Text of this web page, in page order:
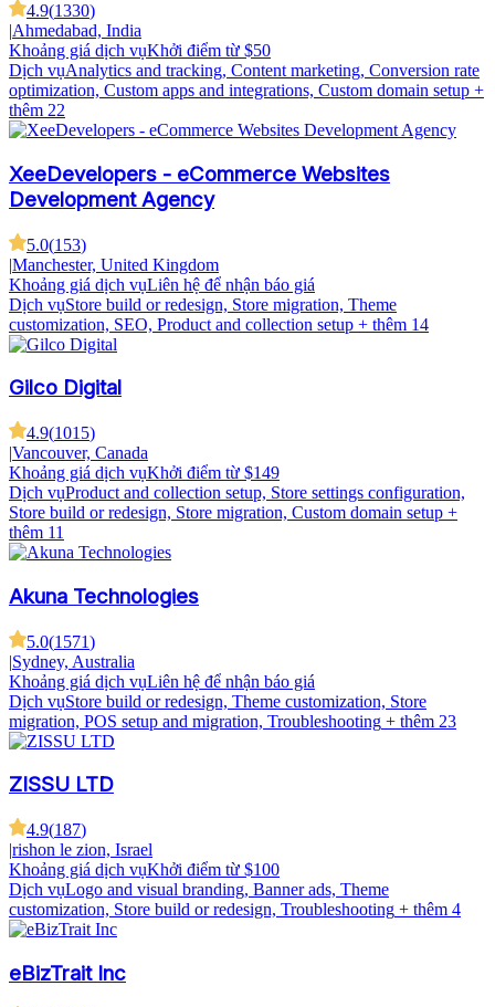
4.9(1330)
|Ahmedabad, India
Khoảng giá dịch vụKhởi điểm từ $50
Dịch vụAnalytics and tracking, Content marketing, Conversion rate
optimization, Custom apps and integrations, Custom domain setup +
thêm 22
XeeDevelopers - eCommerce Websites
Development Agency
5.0(153)
|Manchester, United Kingdom
Khoảng giá dịch vụLiên hệ để nhận báo giá
Dịch vụStore build or redesign, Store migration, Theme
customization, SEO, Product and collection setup + thêm 14
Gilco Digital
4.9(1015)
|Vancouver, Canada
Khoảng giá dịch vụKhởi điểm từ $149
Dịch vụProduct and collection setup, Store settings configuration,
Store build or redesign, Store migration, Custom domain setup +
thêm 11
Akuna Technologies
5.0(1571)
|Sydney, Australia
Khoảng giá dịch vụLiên hệ để nhận báo giá
Dịch vụStore build or redesign, Theme customization, Store
migration, POS setup and migration, Troubleshooting + thêm 23
ZISSU LTD
4.9(187)
|rishon le zion, Israel
Khoảng giá dịch vụKhởi điểm từ $100
Dịch vụLogo and visual branding, Banner ads, Theme
customization, Store build or redesign, Troubleshooting + thêm 4
eBizTrait Inc